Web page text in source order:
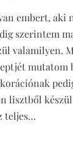
embert, aki
szerintem
valamilyen.
mutatom
lisztből
teljes…